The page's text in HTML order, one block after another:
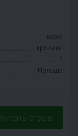
корм
кролики
1
Польша
отзыв